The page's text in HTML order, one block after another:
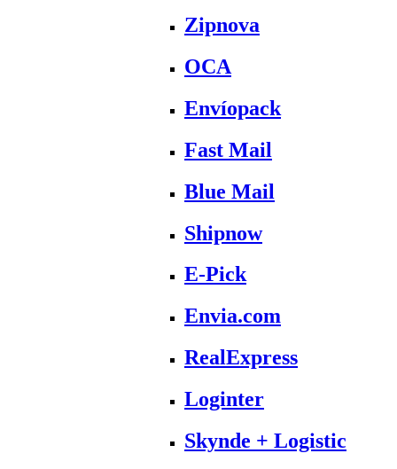
Zipnova
OCA
Envíopack
Fast Mail
Blue Mail
Shipnow
E-Pick
Envia.com
RealExpress
Loginter
Skynde + Logistic